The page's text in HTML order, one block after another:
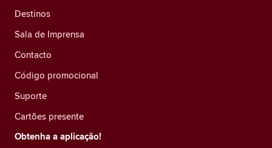
Destinos
Sala de Imprensa
Contacto
Código promocional
Suporte
Cartões presente
Obtenha a aplicação!